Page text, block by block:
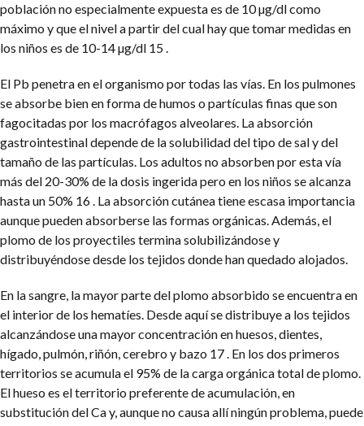
población no especialmente expuesta es de 10 µg/dl como
máximo y que el nivel a partir del cual hay que tomar medidas en
los niños es de 10-14 µg/dl 15 .
El Pb penetra en el organismo por todas las vías. En los pulmones
se absorbe bien en forma de humos o partículas finas que son
fagocitadas por los macrófagos alveolares. La absorción
gastrointestinal depende de la solubilidad del tipo de sal y del
tamaño de las partículas. Los adultos no absorben por esta vía
más del 20-30% de la dosis ingerida pero en los niños se alcanza
hasta un 50% 16 . La absorción cutánea tiene escasa importancia
aunque pueden absorberse las formas orgánicas. Además, el
plomo de los proyectiles termina solubilizándose y
distribuyéndose desde los tejidos donde han quedado alojados.
En la sangre, la mayor parte del plomo absorbido se encuentra en
el interior de los hematíes. Desde aquí se distribuye a los tejidos
alcanzándose una mayor concentración en huesos, dientes,
hígado, pulmón, riñón, cerebro y bazo 17 . En los dos primeros
territorios se acumula el 95% de la carga orgánica total de plomo.
El hueso es el territorio preferente de acumulación, en
substitución del Ca y, aunque no causa allí ningún problema, puede